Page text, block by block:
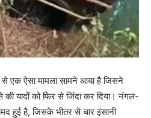
से एक ऐसा मामला सामने आया है जिसने
की यादों को फिर से जिंदा कर दिया। नंगल-
हुई है, जिसके भीतर से चार इंसानी